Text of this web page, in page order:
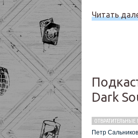
Читать
Dark
Петр Сальников